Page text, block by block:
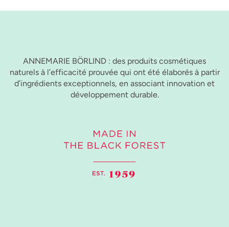
ANNEMARIE BÖRLIND : des produits cosmétiques
naturels à l’efficacité prouvée qui ont été élaborés à partir
d’ingrédients exceptionnels, en associant innovation et
développement durable.